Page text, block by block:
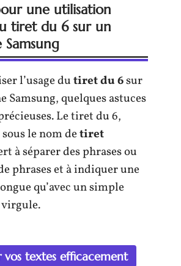
une utilisation
tiret du 6 sur un
l’usage dutiret du 6sur
Samsung, quelques astuces
Le tiret du 6,
le nom detiret
à séparer des phrases ou
phrases et à indiquer une
qu’avec un simple
vos textes efficacement